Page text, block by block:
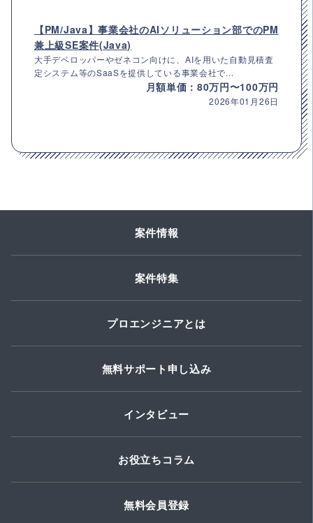
【PM/Java】事業会社のAIソリューション部でのPM
兼上級SE案件(Java)
大手デベロッパーやゼネコン向けに、AIを用いた自動見積査
定システム等のSaaSを提供している事業会社で...
月額単価：80万円〜100万円
2026年01月26日
案件情報
案件特集
プロエンジニアとは
無料サポート申し込み
インタビュー
お役立ちコラム
無料会員登録